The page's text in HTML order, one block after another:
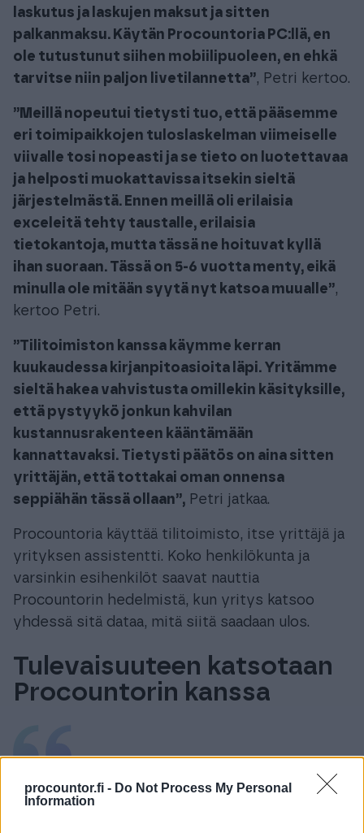
procountor.fi - Do Not Process My Personal
Information
laskutus ja laskujen maksut ja sitten
palkanmaksu. Käytän Procountoria PC:llä, en
ole tutustunut siihen mobiilipuoleen, en ehkä
tarvitse niin paljon livetilannetta”, Petri kertoo.
”Meillä nopeutui tietysti tuo, että pääsemme
eri toimipaikkojen tuloslaskelman viimeiselle
viivalle tosi nopeasti ja se tieto on luotettavaa
ja helposti muokattavissa itsekin sieltä
järjestelmästä. Ennen meillä oli erilaisia
exceleitä tehty taustalle, erilaisia
tietokantoja, mutta tässä ne hoituvat kyllä
ihan suoraan. Tässä on 5-6 vuotta menty, eikä
minulla ole mitään syytä nyt katsoa muualle”,
kertoo Petri.
”Tilitoimiston kanssa käymme kerran
kuukaudessa kirjanpitoasioita läpi. Yritämme
sieltä hakea vahvistusta omillekin käsityksille,
että pystyykö jonkun kahvilan
kustannusrakenteen kääntämään
kannattavaksi. Tietysti päätös on aina sitten
yrittäjän, että tottakai oman onnensa
seppiähän tässä ollaan”, Petri jatkaa.
Procountoria käyttää tilitoimisto, itse yrittäjä ja
yrityksen assistentti. Koko henkilökunta ja
varsinkin esihenkilöt saavat nauttia
Procountorin hedelmistä, kun yritys katsoo
yhdessä sitä dataa, mitä siitä saadaan ulos.
Tulevaisuuteen katsotaan
Procountorin kanssa
Procountorin ohjelmat ovat